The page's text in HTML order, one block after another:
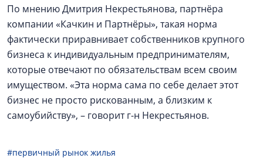
По мнению Дмитрия Некрестьянова, партнёра
компании «Качкин и Партнёры», такая норма
фактически приравнивает собственников крупного
бизнеса к индивидуальным предпринимателям,
которые отвечают по обязательствам всем своим
имуществом. «Эта норма сама по себе делает этот
бизнес не просто рискованным, а близким к
самоубийству», – говорит г-н Некрестьянов.
#первичный рынок жилья